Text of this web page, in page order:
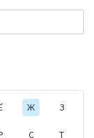
Ж З
С Т